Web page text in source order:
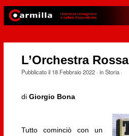
L’Orchestra Rossa
Pubblicato il 18 Febbraio 2022· inStoria·
di Giorgio Bona
Tutto cominciò con un